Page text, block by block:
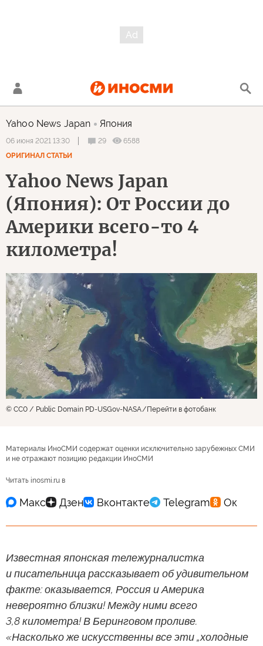
Yahoo News Japan Япония
06 июня 2021 13:30 29
6588
ОРИГИНАЛ СТАТЬИ
Yahoo News Japan
(Япония): От России до
Америки всего-то 4
километра!
© CC0 / Public Domain PD-USGov-NASA Перейти в фотобанк
Материалы ИноСМИ содержат оценки исключительно зарубежных СМИ
и не отражают позицию редакции ИноСМИ
Читать inosmi.ru в
Известная японская тележурналистка
и писательница рассказывает об удивительном
факте: оказывается, Россия и Америка
невероятно близки! Между ними всего
3,8 километра! В Беринговом проливе.
«Насколько же искусственны все эти „холодные